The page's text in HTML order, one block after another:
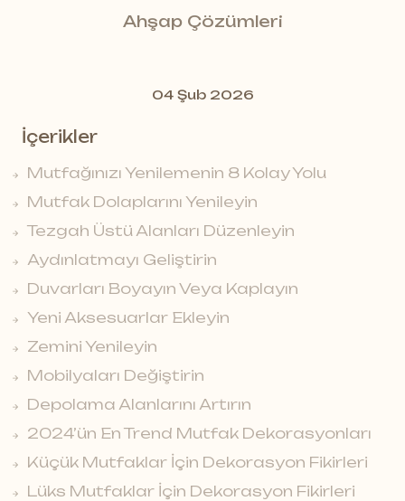
Ahşap Çözümleri
04 Şub 2026
İçerikler
Mutfağınızı Yenilemenin 8 Kolay Yolu
Mutfak Dolaplarını Yenileyin
Tezgah Üstü Alanları Düzenleyin
Aydınlatmayı Geliştirin
Duvarları Boyayın Veya Kaplayın
Yeni Aksesuarlar Ekleyin
Zemini Yenileyin
Mobilyaları Değiştirin
Depolama Alanlarını Artırın
2024’ün En Trend Mutfak Dekorasyonları
Küçük Mutfaklar İçin Dekorasyon Fikirleri
Lüks Mutfaklar İçin Dekorasyon Fikirleri